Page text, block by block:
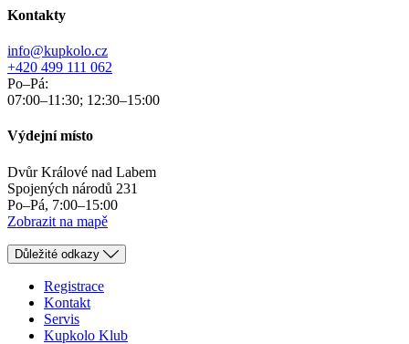
Kontakty
info@kupkolo.cz
+420 499 111 062
Po–Pá:
07:00–11:30; 12:30–15:00
Výdejní místo
Dvůr Králové nad Labem
Spojených národů 231
Po–Pá, 7:00–15:00
Zobrazit na mapě
Důležité odkazy
Registrace
Kontakt
Servis
Kupkolo Klub